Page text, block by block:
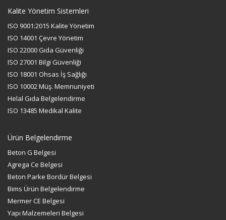
Kalite Yönetim Sistemleri
ISO 9001:2015 Kalite Yönetim
ISO 14001 Çevre Yönetim
ISO 22000 Gıda Güvenliği
ISO 27001 Bilgi Güvenliği
ISO 18001 Ohsas İş Sağlığı
ISO 10002 Müş. Memnuniyeti
Helal Gıda Belgelendirme
ISO 13485 Medikal Kalite
Ürün Belgelendirme
Beton G Belgesi
Agrega Ce Belgesi
Beton Parke Bordür Belgesi
Bims Ürün Belgelendirme
Mermer CE Belgesi
Yapı Malzemeleri Belgesi